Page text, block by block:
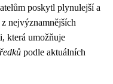
poskytl plynulejší a
nejvýznamnějších
která umožňuje
podle aktuálních